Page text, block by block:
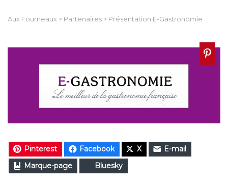
Aux Fourneaux > Partenaires > Présentation E-Gastronomie
Pinterest Facebook X
E-mail
Marque-page
Bluesky